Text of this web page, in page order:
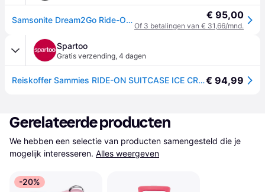
Samsonite Dream2Go Ride-On kinderkoffer ice cream van € 95,00
Of 3 betalingen van € 31,66/mnd.
Spartoo
Gratis verzending, 4 dagen
Reiskoffer Sammies RIDE-ON SUITCASE ICE CREAM VAN - Roze - One size€ 94,99
Gerelateerde producten
We hebben een selectie van producten samengesteld die je
mogelijk interesseren. Alles weergeven
-20%